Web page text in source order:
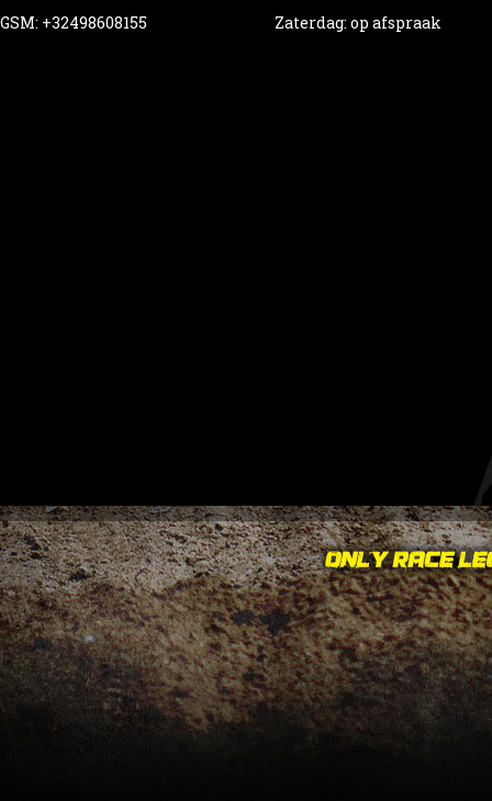
GSM: +32498608155
Zaterdag: op afspraak